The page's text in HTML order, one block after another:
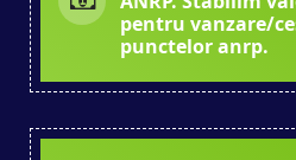
pentru vanzare/
punctelor anrp.